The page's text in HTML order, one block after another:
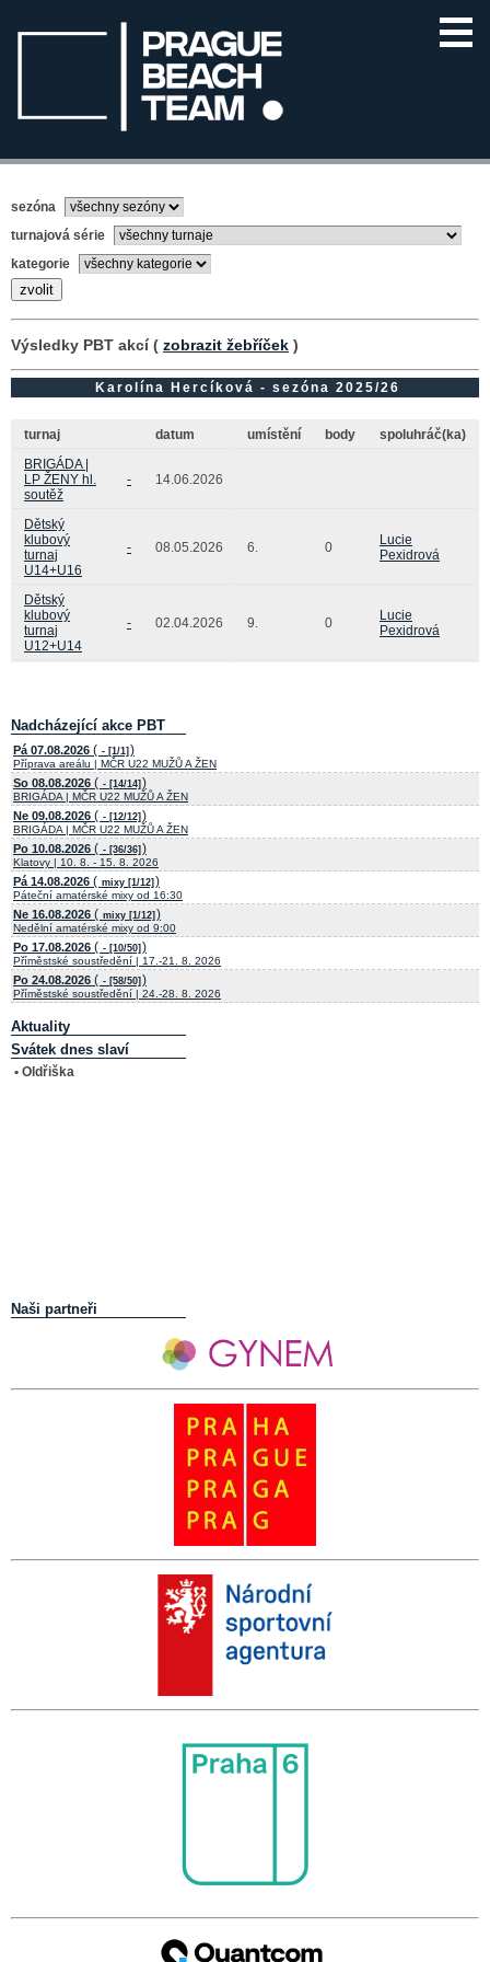
sezóna
turnajová série
kategorie
Výsledky PBT akcí ( zobrazit žebříček )
Karolína Hercíková - sezóna 2025/26
turnaj datum umístění body
spoluhráč(ka)
BRIGÁDA |
LP ŽENY hl.
soutěž
- 14.06.2026
Dětský
klubový
turnaj
U14+U16
- 08.05.2026 6. 0
Lucie
Pexidrová
Dětský
klubový
turnaj
U12+U14
- 02.04.2026 9. 0
Lucie
Pexidrová
Nadcházející akce PBT
Pá 07.08.2026 ( - [1/1] )
Příprava areálu | MČR U22 MUŽŮ A ŽEN
So 08.08.2026 ( - [14/14] )
BRIGÁDA | MČR U22 MUŽŮ A ŽEN
Ne 09.08.2026 ( - [12/12] )
BRIGÁDA | MČR U22 MUŽŮ A ŽEN
Po 10.08.2026 ( - [36/36] )
Klatovy | 10. 8. - 15. 8. 2026
Pá 14.08.2026 ( mixy [1/12] )
Páteční amatérské mixy od 16:30
Ne 16.08.2026 ( mixy [1/12] )
Nedělní amatérské mixy od 9:00
Po 17.08.2026 ( - [10/50] )
Příměstské soustředění | 17.-21. 8. 2026
Po 24.08.2026 ( - [58/50] )
Příměstské soustředění | 24.-28. 8. 2026
Aktuality
Svátek dnes slaví
• Oldřiška
Naši partneři